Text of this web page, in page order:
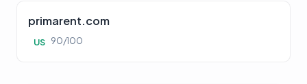
primarent.com
US 90/100